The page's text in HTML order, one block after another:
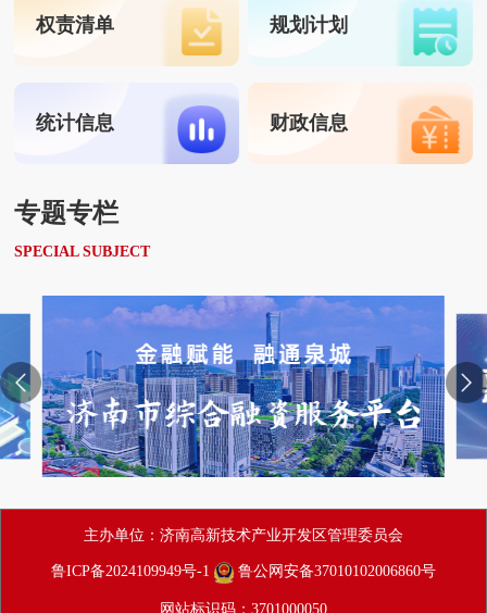
权责清单 规划计划
统计信息 财政信息
专题专栏
SPECIAL SUBJECT
主办单位：济南高新技术产业开发区管理委员会
鲁ICP备2024109949号-1 鲁公网安备37010102006860号
网站标识码：3701000050